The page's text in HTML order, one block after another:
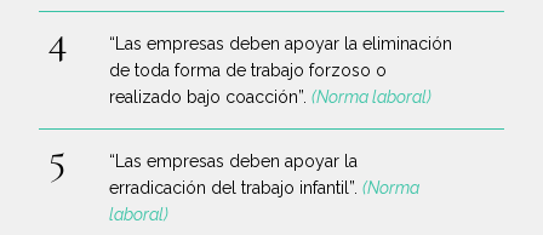
“Las empresas deben apoyar la eliminación
de toda forma de trabajo forzoso o
realizado bajo coacción”. (Norma laboral)
“Las empresas deben apoyar la
erradicación del trabajo infantil”. (Norma
laboral)